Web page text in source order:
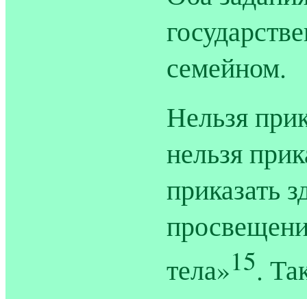
семейном.
Нельзя
нельзя
приказать
тела»15.